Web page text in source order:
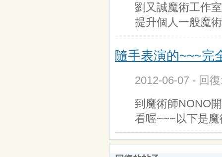
劉又誠魔術工作
提升個人一般魔
隨手表演的~~~完
2012-06-07 - 回
到魔術師NONO
看喔~~~以下是